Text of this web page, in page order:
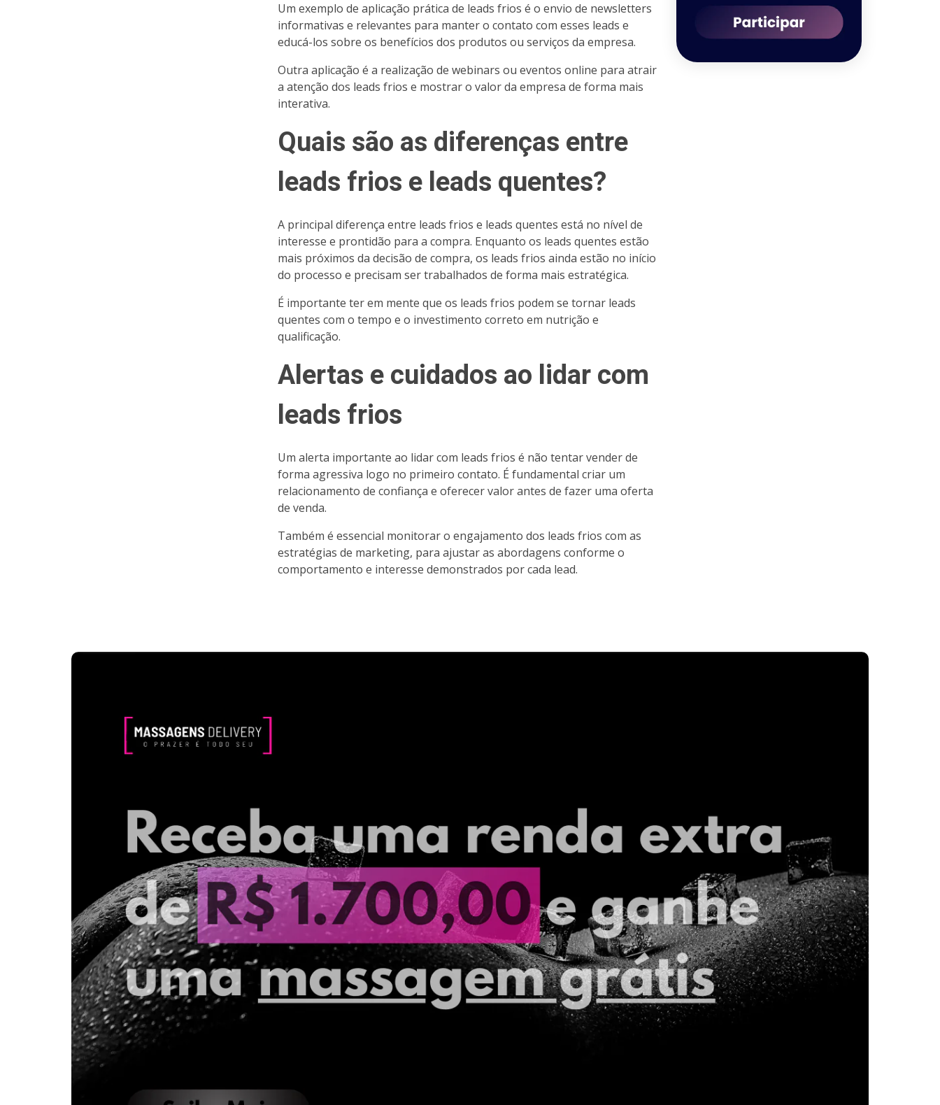
Um exemplo de aplicação prática de leads frios é o envio de newsletters
informativas e relevantes para manter o contato com esses leads e
educá-los sobre os benefícios dos produtos ou serviços da empresa.
Outra aplicação é a realização de webinars ou eventos online para atrair
a atenção dos leads frios e mostrar o valor da empresa de forma mais
interativa.
Quais são as diferenças entre
leads frios e leads quentes?
A principal diferença entre leads frios e leads quentes está no nível de
interesse e prontidão para a compra. Enquanto os leads quentes estão
mais próximos da decisão de compra, os leads frios ainda estão no início
do processo e precisam ser trabalhados de forma mais estratégica.
É importante ter em mente que os leads frios podem se tornar leads
quentes com o tempo e o investimento correto em nutrição e
qualificação.
Alertas e cuidados ao lidar com
leads frios
Um alerta importante ao lidar com leads frios é não tentar vender de
forma agressiva logo no primeiro contato. É fundamental criar um
relacionamento de confiança e oferecer valor antes de fazer uma oferta
de venda.
Também é essencial monitorar o engajamento dos leads frios com as
estratégias de marketing, para ajustar as abordagens conforme o
comportamento e interesse demonstrados por cada lead.